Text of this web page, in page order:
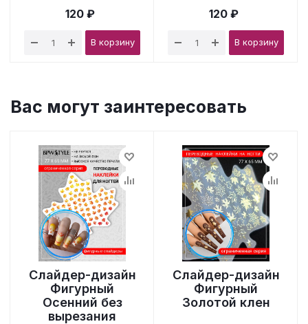
120 ₽
В корзину
120 ₽
В корзину
Вас могут заинтересовать
Слайдер-дизайн
Фигурный
Осенний без
вырезания
Слайдер-дизайн
Фигурный
Золотой клен